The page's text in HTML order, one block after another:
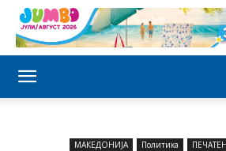
МАКЕДОНИЈА Политика